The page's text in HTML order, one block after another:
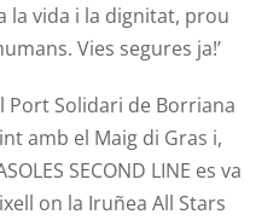
la vida i la dignitat, prou
Vies segures ja!’
Port Solidari de Borriana
amb el Maigdi Gras i,
SECOND LINE es va
on la Iruñea All Stars